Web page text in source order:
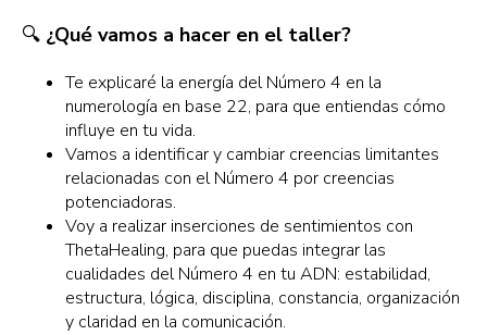
🔍 ¿Qué vamos a hacer en el taller?
Te explicaré la energía del Número 4 en la
numerología en base 22, para que entiendas cómo
influye en tu vida.
Vamos a identificar y cambiar creencias limitantes
relacionadas con el Número 4 por creencias
potenciadoras.
Voy a realizar inserciones de sentimientos con
ThetaHealing, para que puedas integrar las
cualidades del Número 4 en tu ADN: estabilidad,
estructura, lógica, disciplina, constancia, organización
y claridad en la comunicación.